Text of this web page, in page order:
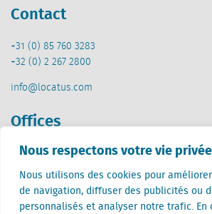
Nous respectons votre vie
Nous utilisons des cookies pour
de navigation, diffuser des publicités ou
personnalisés et analyser notre trafic. En
Contact
+31 (0) 85 760 3283
+32 (0) 2 267 2800
info@locatus.com
Offices
Pays-Bas (siège)
Creative Valley
Stationsplein 32
3511 ED Utrecht